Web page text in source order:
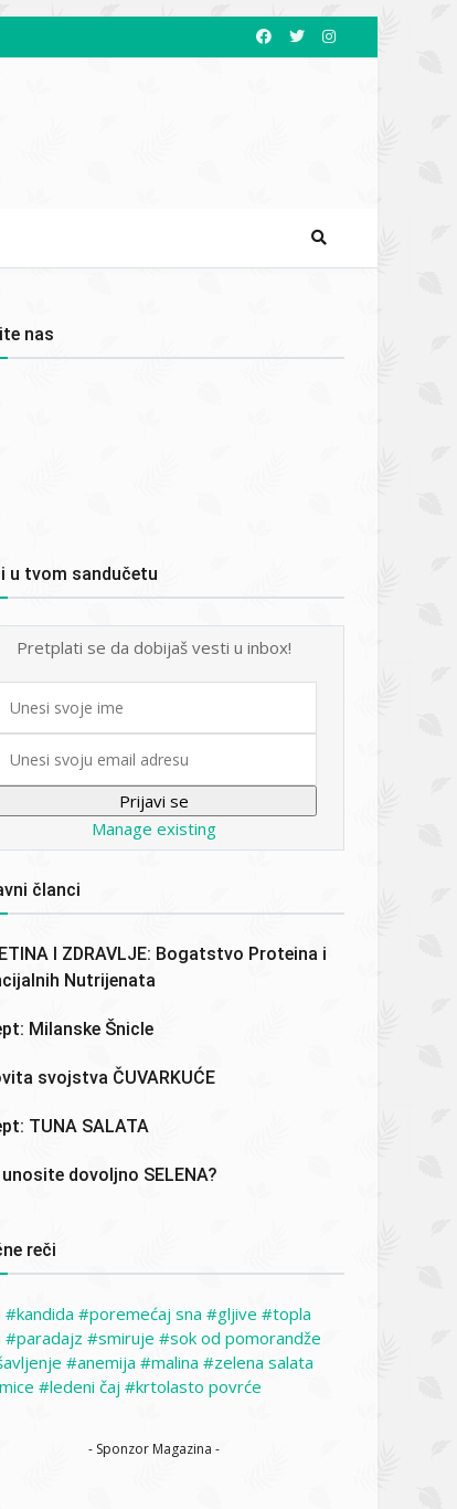
nas
u tvom sandučetu
Pretplati se da dobijaš vesti u inbox!
First
Manage existing
članci
I ZDRAVLJE: Bogatstvo Proteina i
Nutrijenata
Milanske Šnicle
svojstva ČUVARKUĆE
TUNA SALATA
unosite dovoljno SELENA?
reči
kandida poremećaj sna gljive
topla
paradajz smiruje
sok od pomorandže
anemija malina
zelena salata
ledeni čaj krtolasto povrće
- Sponzor Magazina -